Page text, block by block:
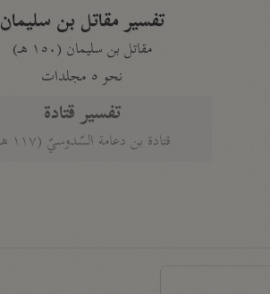
تفسير مقاتل بن سليمان
مقاتل بن سليمان (١٥٠ هـ)
نحو ٥ مجلدات
تفسير قتادة
قتادة بن دعامة السّدوسيّ (١١٧ هـ)